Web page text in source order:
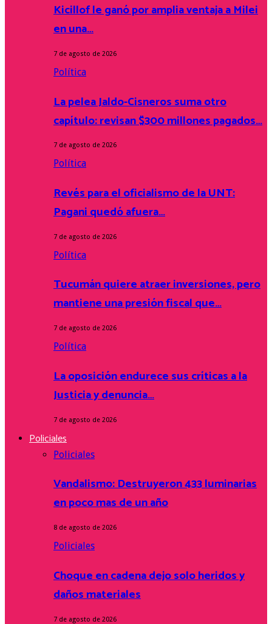
Kicillof le ganó por amplia ventaja a Milei
en una…
7 de agosto de 2026
Política
La pelea Jaldo-Cisneros suma otro
capítulo: revisan $300 millones pagados…
7 de agosto de 2026
Política
Revés para el oficialismo de la UNT:
Pagani quedó afuera…
7 de agosto de 2026
Política
Tucumán quiere atraer inversiones, pero
mantiene una presión fiscal que…
7 de agosto de 2026
Política
La oposición endurece sus críticas a la
Justicia y denuncia…
7 de agosto de 2026
Policiales
Policiales
Vandalismo: Destruyeron 433 luminarias
en poco mas de un año
8 de agosto de 2026
Policiales
Choque en cadena dejo solo heridos y
daños materiales
7 de agosto de 2026